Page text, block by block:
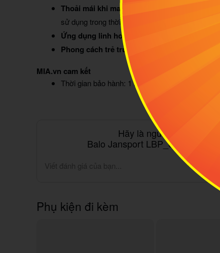
Thoải mái khi mang:
Đệm lưng cùng quai
sử dụng trong thời gian dài.
Ứng dụng linh hoạt: Phù hợp cho mang theo
Phong cách trẻ trung: Thiết kế hiện đại,
MIA.vn cam kết
Thời gian bảo hành: 1 năm
Hãy là người đầu tiên
Balo Jansport LBP_05 Cross
Viết đánh giá của bạn...
Phụ kiện đi kèm